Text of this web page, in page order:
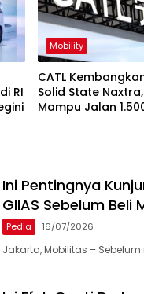
RI
Mobility
CATL
Solid State
Mampu Jalan
Ini Pentingnya
GIIAS Sebelum Beli
Pedia 16/07/2026
Jakarta, Mobilitas –